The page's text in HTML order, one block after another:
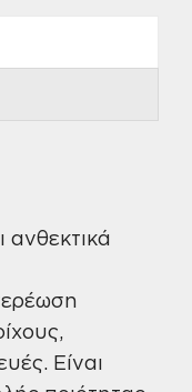
ανθεκτικά
Είναι